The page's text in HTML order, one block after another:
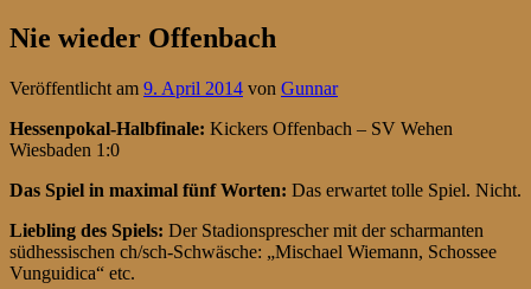
Nie wieder Offenbach
Veröffentlicht am 9. April 2014 von Gunnar
Hessenpokal-Halbfinale: Kickers Offenbach – SV Wehen
Wiesbaden 1:0
Das Spiel in maximal fünf Worten: Das erwartet tolle Spiel. Nicht.
Liebling des Spiels: Der Stadionsprescher mit der scharmanten
südhessischen ch/sch-Schwäsche: „Mischael Wiemann, Schossee
Vunguidica“ etc.